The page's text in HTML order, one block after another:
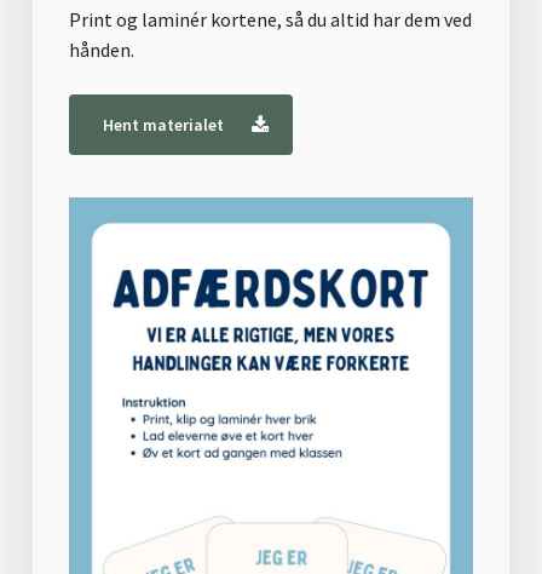
Print og laminér kortene, så du altid har dem ved
hånden.
Hent materialet